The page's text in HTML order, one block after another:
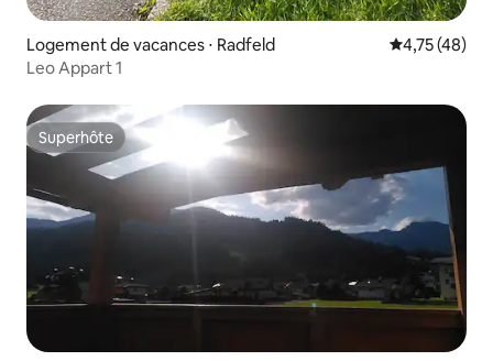
Logement de vacances ⋅ Radfeld Évaluation
4,75 (48)
Leo Appart 1
Superhôte
Superhôte